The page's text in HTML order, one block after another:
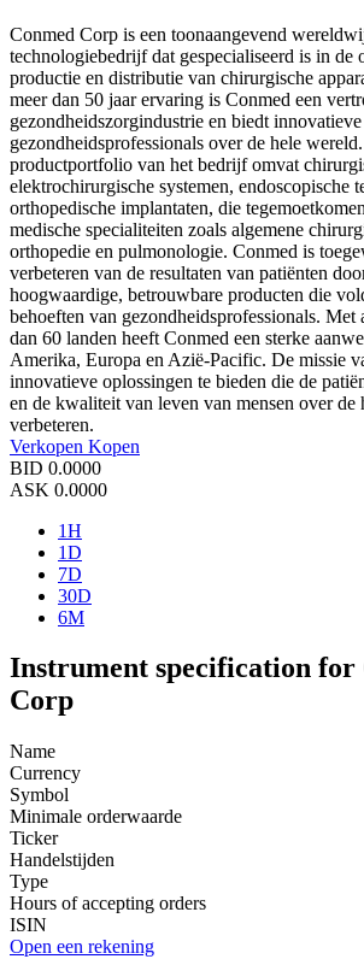
Conmed Corp is een toonaangevend
technologiebedrijf dat gespecialiseerd is in de
productie en distributie van chirurgische
meer dan 50 jaar ervaring is Conmed een
gezondheidszorgindustrie en biedt
gezondheidsprofessionals over de hele
productportfolio van het bedrijf omvat
elektrochirurgische systemen, endoscopische
orthopedische implantaten, die
medische specialiteiten zoals algemene
orthopedie en pulmonologie. Conmed is
verbeteren van de resultaten van patiënten
hoogwaardige, betrouwbare producten die
behoeften van gezondheidsprofessionals. Met
dan 60 landen heeft Conmed een sterke
Amerika, Europa en Azië-Pacific. De missie
innovatieve oplossingen te bieden die de
en de kwaliteit van leven van mensen over de
verbeteren.
Verkopen Kopen
BID 0.0000
ASK 0.0000
1H
1D
7D
30D
6M
Instrument specification for
Corp
Name
Currency
Symbol
Minimale orderwaarde
Ticker
Handelstijden
Type
Hours of accepting orders
ISIN
Open een rekening